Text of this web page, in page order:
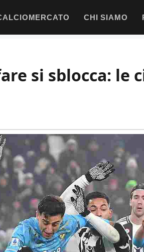
CHI SIAMO
si sblocca: le